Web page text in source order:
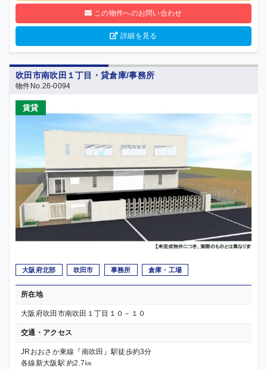
この物件へのお問い合わせ
詳細を見る
吹田市南吹田１丁目・貸倉庫/事務所
物件No.26-0094
賃貸
大阪府北部 吹田市 事務所 倉庫・工場
所在地
大阪府吹田市南吹田１丁目１０－１０
交通・アクセス
JRおおさか東線『南吹田』駅徒歩約3分
各線新大阪駅 約2.7㎞